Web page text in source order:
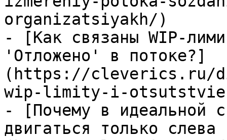
organizatsiyakh/)
- [Как связаны WIP-
'Отложено' в потоке?]
(https://cleverics.ru/
wip-limity-i-otsutstvie-
- [Почему в идеальной
двигаться только слева